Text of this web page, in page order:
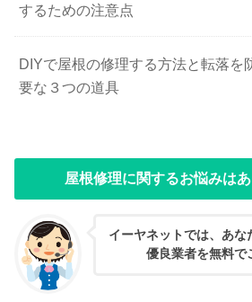
するための注意点
DIYで屋根の修理する方法と転落を
要な３つの道具
屋根修理に関するお悩みは
イーヤネットでは、あな
優良業者を無料で